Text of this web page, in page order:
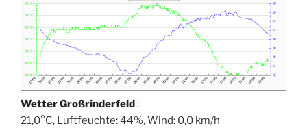
Wetter Großrinderfeld :
21,0°C, Luftfeuchte: 44%, Wind: 0,0 km/h